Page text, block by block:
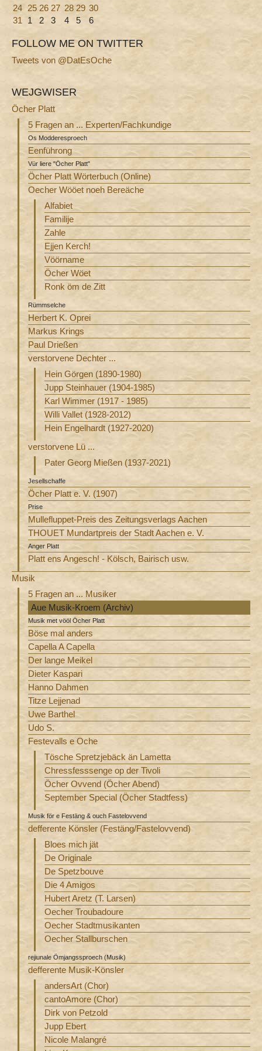
24 25 26 27 28 29 30
31
1 2 3 4 5 6
FOLLOW ME ON TWITTER
Tweets von @DatEsOche
WEJGWISER
Öcher Platt
5 Fragen an ... Experten/Fachkundige
Os Modderesproech
Eenführong
Vür liere "Öcher Platt"
Öcher Platt Wörterbuch (Online)
Oecher Wööet noeh Bereäche
Alfabiet
Familije
Zahle
Ejjen Kerch!
Vöörname
Öcher Wöet
Ronk öm de Zitt
Rümmselche
Herbert K. Oprei
Markus Krings
Paul Drießen
verstorvene Dechter ...
Hein Görgen (1890-1980)
Jupp Steinhauer (1904-1985)
Karl Wimmer (1917 - 1985)
Willi Vallet (1928-2012)
Hein Engelhardt (1927-2020)
verstorvene Lü ...
Pater Georg Mießen (1937-2021)
Jesellschaffe
Öcher Platt e. V. (1907)
Prise
Mullefluppet-Preis des Zeitungsverlags Aachen
THOUET Mundartpreis der Stadt Aachen e. V.
Anger Platt
Platt ens Angesch! - Kölsch, Bairisch usw.
Musik
5 Fragen an ... Musiker
Aue Musik-Kroem (Archiv)
Musik met vööl Öcher Platt
Böse mal anders
Capella A Capella
Der lange Meikel
Dieter Kaspari
Hanno Dahmen
Titze Lejjenad
Uwe Barthel
Udo S.
Festevalls e Oche
Tösche Spretzjebäck än Lametta
Chressfesssenge op der Tivoli
Öcher Ovvend (Öcher Abend)
September Special (Öcher Stadtfess)
Musik för e Festäng & ouch Fastelovvend
defferente Könsler (Festäng/Fastelovvend)
Bloes mich jät
De Originale
De Spetzbouve
Die 4 Amigos
Hubert Aretz (T. Larsen)
Oecher Troubadoure
Oecher Stadtmusikanten
Oecher Stallburschen
rejiunale Ömjangssproech (Musik)
defferente Musik-Könsler
andersArt (Chor)
cantoAmore (Chor)
Dirk von Petzold
Jupp Ebert
Nicole Malangré